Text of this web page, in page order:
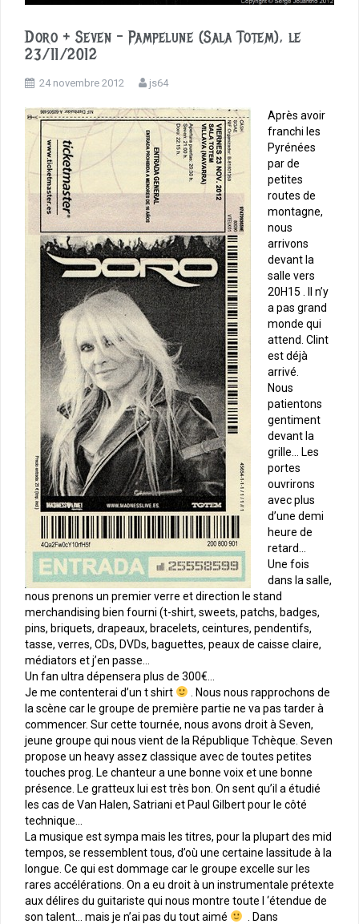
Doro + Seven – Pampelune (Sala Totem), le
23/11/2012
24 novembre 2012 js64
Après avoir
franchi les
Pyrénées
par de
petites
routes de
montagne,
nous
arrivons
devant la
salle vers
20H15 . Il n’y
a pas grand
monde qui
attend. Clint
est déjà
arrivé.
Nous
patientons
gentiment
devant la
grille… Les
portes
ouvrirons
avec plus
d’une demi
heure de
retard…
Une fois
dans la salle,
nous prenons un premier verre et direction le stand
merchandising bien fourni (t-shirt, sweets, patchs, badges,
pins, briquets, drapeaux, bracelets, ceintures, pendentifs,
tasse, verres, CDs, DVDs, baguettes, peaux de caisse claire,
médiators et j’en passe…
Un fan ultra dépensera plus de 300€…
Je me contenterai d’un t shirt
. Nous nous rapprochons de
la scène car le groupe de première partie ne va pas tarder à
commencer. Sur cette tournée, nous avons droit à Seven,
jeune groupe qui nous vient de la République Tchèque. Seven
propose un heavy assez classique avec de toutes petites
touches prog. Le chanteur a une bonne voix et une bonne
présence. Le gratteux lui est très bon. On sent qu’il a étudié
les cas de Van Halen, Satriani et Paul Gilbert pour le côté
technique…
La musique est sympa mais les titres, pour la plupart des mid
tempos, se ressemblent tous, d’où une certaine lassitude à la
longue. Ce qui est dommage car le groupe excelle sur les
rares accélérations. On a eu droit à un instrumentale prétexte
aux délires du guitariste qui nous montre toute l ‘étendue de
son talent… mais je n’ai pas du tout aimé
. Dans